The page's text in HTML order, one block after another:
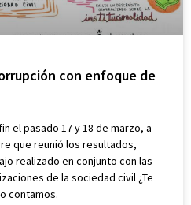
con enfoque de
el pasado 17 y 18 de marzo, a
que reunió los resultados,
realizado en conjunto con las
de la sociedad civil ¿Te
contamos.